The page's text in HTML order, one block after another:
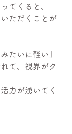
てくると、
ただくことが
たいに軽い」
て、視界がク
力が湧いてく